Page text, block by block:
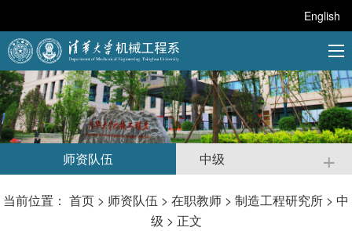
English
师资队伍 中级 +
当前位置： 首页 > 师资队伍 > 在职教师 > 制造工程研究所 > 中
级 > 正文